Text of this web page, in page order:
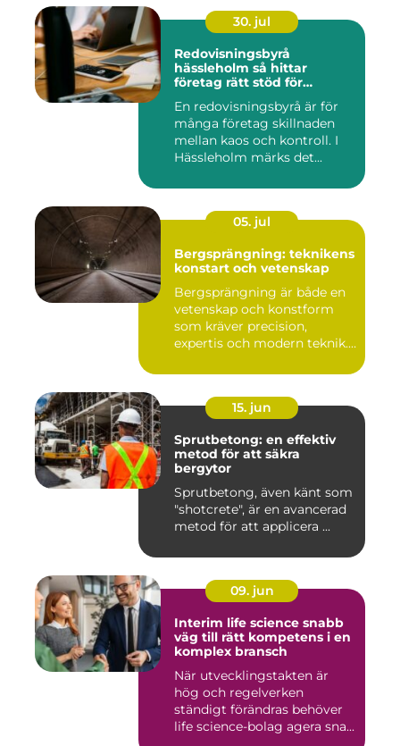
30. jul
Redovisningsbyrå
hässleholm så hittar
företag rätt stöd för
En redovisningsbyrå är för
många företag skillnaden
mellan kaos och kontroll. I
Hässleholm märks det...
05. jul
Bergsprängning: teknikens
konstart och vetenskap
Bergsprängning är både en
vetenskap och konstform
som kräver precision,
expertis och modern teknik.
15. jun
Sprutbetong: en effektiv
metod för att säkra
bergytor
Sprutbetong, även känt som
"shotcrete", är en avancerad
metod för att applicera ...
09. jun
Interim life science snabb
väg till rätt kompetens i en
komplex bransch
När utvecklingstakten är
hög och regelverken
ständigt förändras behöver
life science-bolag agera sna...